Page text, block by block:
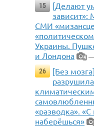
15
[Делают
зависит»:
СМИ
Украины.
и Лондона
4 —
26
[Без
«разводка».
наберёшься»